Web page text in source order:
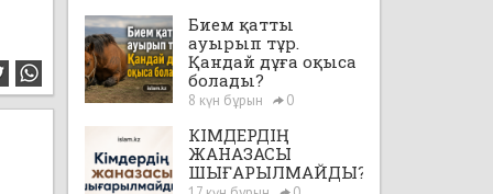
Бием қатты
ауырып тұр.
Қандай дұға оқыса
болады?
8 күн бұрын 0
КІМДЕРДІҢ
ЖАНАЗАСЫ
ШЫҒАРЫЛМАЙДЫ?